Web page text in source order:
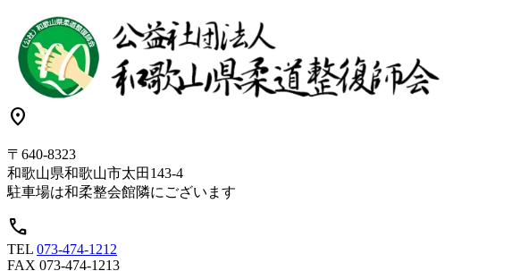
location_on
〒640-8323
和歌山県和歌山市太田143-4
駐車場は和柔整会館隣にございます
call
TEL 073-474-1212
FAX 073-474-1213